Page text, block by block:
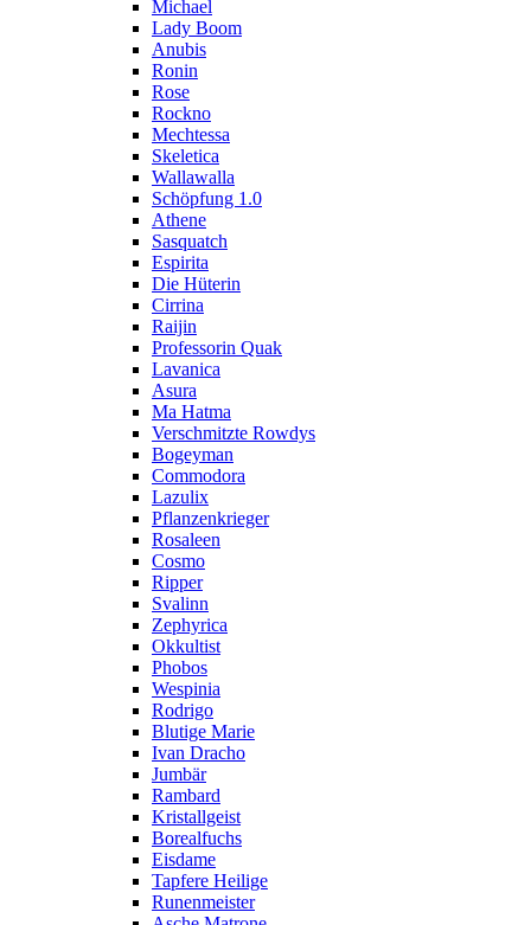
Michael
Lady Boom
Anubis
Ronin
Rose
Rockno
Mechtessa
Skeletica
Wallawalla
Schöpfung 1.0
Athene
Sasquatch
Espirita
Die Hüterin
Cirrina
Raijin
Professorin Quak
Lavanica
Asura
Ma Hatma
Verschmitzte Rowdys
Bogeyman
Commodora
Lazulix
Pflanzenkrieger
Rosaleen
Cosmo
Ripper
Svalinn
Zephyrica
Okkultist
Phobos
Wespinia
Rodrigo
Blutige Marie
Ivan Dracho
Jumbär
Rambard
Kristallgeist
Borealfuchs
Eisdame
Tapfere Heilige
Runenmeister